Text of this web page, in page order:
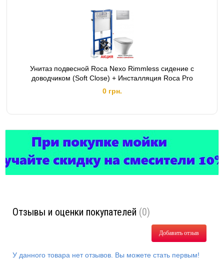
Унитаз подвесной Roca Nexo Rimmless сидение с
доводчиком (Soft Close) + Инсталляция Roca Pro
0 грн.
Отзывы и оценки покупателей (0)
Добавить отзыв
У данного товара нет отзывов. Вы можете стать первым!